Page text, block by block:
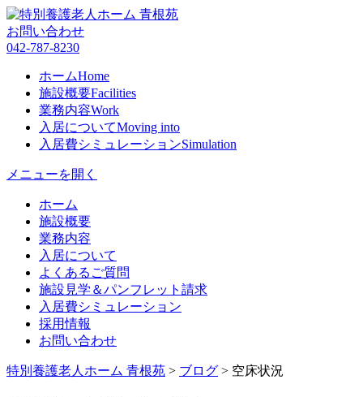
お問い合わせ
042-787-8230
ホームHome
施設概要Facilities
業務内容Work
入居についてMoving into
入居費シミュレーションSimulation
メニューを開く
ホーム
施設概要
業務内容
入居について
よくあるご質問
施設見学＆パンフレット請求
入居費シミュレーション
採用情報
お問い合わせ
特別養護老人ホーム 青根苑 > ブログ > 空床状況